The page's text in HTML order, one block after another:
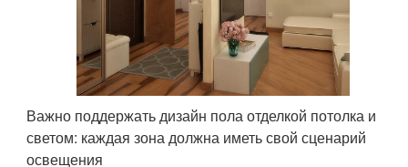
Важно поддержать дизайн пола отделкой потолка и
светом: каждая зона должна иметь свой сценарий
освещения